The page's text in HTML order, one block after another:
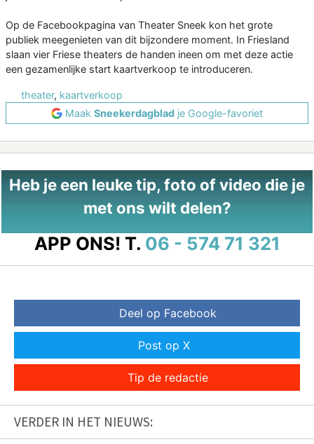
Op de Facebookpagina van Theater Sneek kon het grote
publiek meegenieten van dit bijzondere moment. In Friesland
slaan vier Friese theaters de handen ineen om met deze actie
een gezamenlijke start kaartverkoop te introduceren.
theater, kaartverkoop
Maak Sneekerdagblad je Google-favoriet
Heb je een leuke tip, foto of video die je
met ons wilt delen?
APP ONS! T. 06 - 574 71 321
Deel op Facebook
Post op X
Tip de redactie
VERDER IN HET NIEUWS: